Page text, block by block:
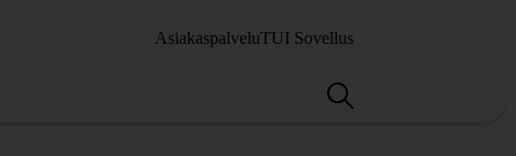
AsiakaspalveluTUI Sovellus